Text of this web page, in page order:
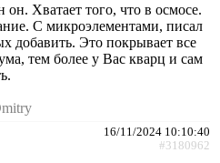
Хватает того, что в осмосе.
С микроэлементами, писал
добавить. Это покрывает все
тем более у Вас кварц и сам
16/11/2024 10:10:40
#3180962